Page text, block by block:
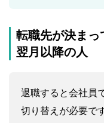
転職先が決まっ
翌月以降の人
退職すると会社員
切り替えが必要で